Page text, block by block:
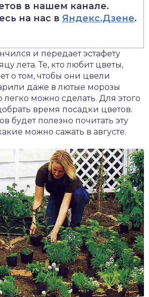
в нашем канале.
на нас в Яндекс.Дзене.
и передает эстафету
лета. Те, кто любит цветы,
о том, чтобы они цвели
даже в лютые морозы
легко можно сделать. Для этого
время посадки цветов.
будет полезно почитать эту
можно сажать в августе.